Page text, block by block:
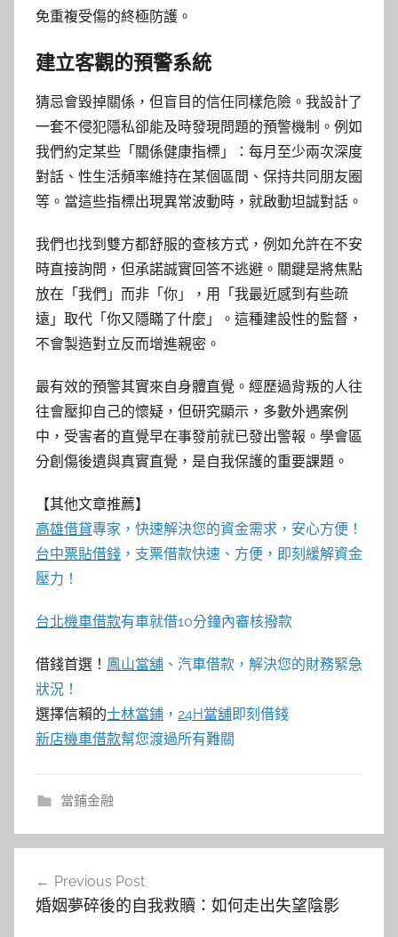
免重複受傷的終極防護。
建立客觀的預警系統
猜忌會毀掉關係，但盲目的信任同樣危險。我設計了
一套不侵犯隱私卻能及時發現問題的預警機制。例如
我們約定某些「關係健康指標」：每月至少兩次深度
對話、性生活頻率維持在某個區間、保持共同朋友圈
等。當這些指標出現異常波動時，就啟動坦誠對話。
我們也找到雙方都舒服的查核方式，例如允許在不安
時直接詢問，但承諾誠實回答不逃避。關鍵是將焦點
放在「我們」而非「你」，用「我最近感到有些疏
遠」取代「你又隱瞞了什麼」。這種建設性的監督，
不會製造對立反而增進親密。
最有效的預警其實來自身體直覺。經歷過背叛的人往
往會壓抑自己的懷疑，但研究顯示，多數外遇案例
中，受害者的直覺早在事發前就已發出警報。學會區
分創傷後遺與真實直覺，是自我保護的重要課題。
【其他文章推薦】
高雄借貸專家，快速解決您的資金需求，安心方便！
台中票貼借錢 ，支票借款快速、方便，即刻緩解資金
壓力！
台北機車借款有車就借10分鐘內審核撥款
借錢首選！ 鳳山當舖 、汽車借款，解決您的財務緊急
狀況！
選擇信賴的士林當鋪 ， 24H當舖即刻借錢
新店機車借款幫您渡過所有難關
當鋪金融
章
Previous Post
婚姻夢碎後的自我救贖：如何走出失望陰影